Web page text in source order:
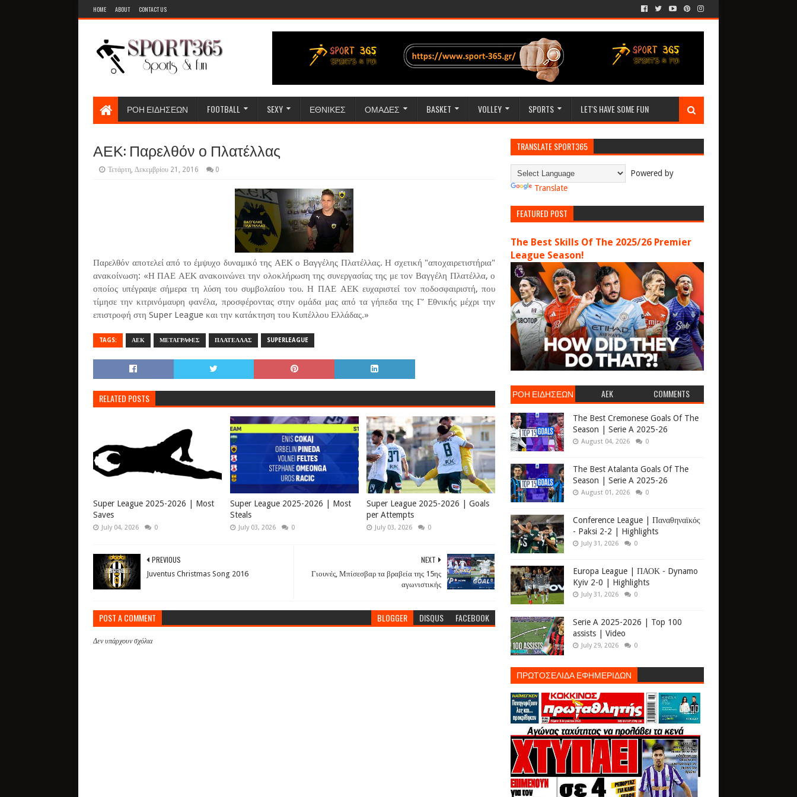
HOME ABOUT CONTACT US
ΡΟΗ ΕΙΔΗΣΕΩΝ FOOTBALL SEXY ΕΘΝΙΚΕΣ ΟΜΑΔΕΣ BASKET VOLLEY SPORTS LET'S HAVE SOME FUN
ΑΕΚ: Παρελθόν ο Πλατέλλας
Τετάρτη, Δεκεμβρίου 21, 2016 0
Παρελθόν αποτελεί από το έμψυχο δυναμικό της ΑΕΚ ο Βαγγέλης Πλατέλλας. Η σχετική "αποχαιρετιστήρια"
ανακοίνωση: «Η ΠΑΕ ΑΕΚ ανακοινώνει την ολοκλήρωση της συνεργασίας της με τον Βαγγέλη Πλατέλλα, ο
οποίος υπέγραψε σήμερα τη λύση του συμβολαίου του. Η ΠΑΕ ΑΕΚ ευχαριστεί τον ποδοσφαιριστή, που
τίμησε την κιτρινόμαυρη φανέλα, προσφέροντας στην ομάδα μας από τα γήπεδα της Γ’ Εθνικής μέχρι την
επιστροφή στη Super League και την κατάκτηση του Κυπέλλου Ελλάδας.»
TAGS: ΑΕΚ ΜΕΤΑΓΡΑΦΕΣ ΠΛΑΤΕΛΛΑΣ SUPERLEAGUE
RELATED POSTS
Super League 2025-2026 | Most
Saves
July 04, 2026 0
Super League 2025-2026 | Most
Steals
July 03, 2026 0
Super League 2025-2026 | Goals
per Attempts
July 03, 2026 0
NEXT
Γιουνές, Μπίσεσβαρ τα βραβεία της 15ης
αγωνιστικής
PREVIOUS
Juventus Christmas Song 2016
POST A COMMENT BLOGGER DISQUS FACEBOOK
Δεν υπάρχουν σχόλια
TRANSLATE SPORT365
Powered by
Translate
FEATURED POST
The Best Skills Of The 2025/26 Premier
League Season!
ΡΟΗ ΕΙΔΗΣΕΩΝ AEK COMMENTS
The Best Cremonese Goals Of The
Season | Serie A 2025-26
August 04, 2026 0
The Best Atalanta Goals Of The
Season | Serie A 2025-26
August 01, 2026 0
Conference League | Παναθηναϊκός
- Paksi 2-2 | Highlights
July 31, 2026 0
Europa League | ΠΑΟΚ - Dynamo
Kyiv 2-0 | Highlights
July 31, 2026 0
Serie A 2025-2026 | Top 100
assists | Video
July 29, 2026 0
ΠΡΩΤΟΣΕΛΙΔΑ ΕΦΗΜΕΡΙΔΩΝ